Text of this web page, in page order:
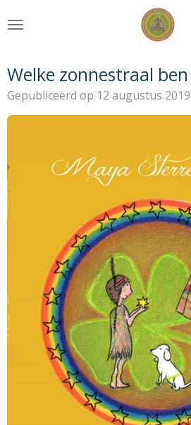
direct
hoofdinhoud
Welke zonnestraal ben
Gepubliceerd op 12 augustus